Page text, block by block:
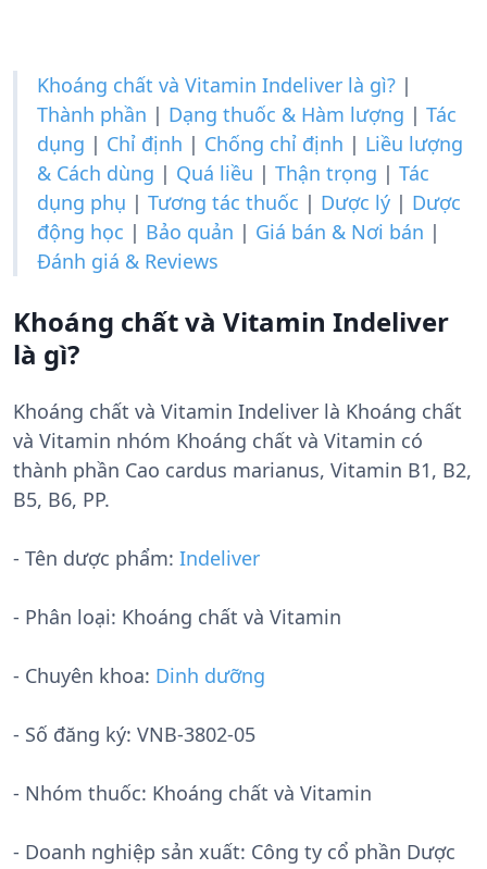
Khoáng chất và Vitamin Indeliver là gì? |
Thành phần | Dạng thuốc & Hàm lượng | Tác
dụng | Chỉ định | Chống chỉ định | Liều lượng
& Cách dùng | Quá liều | Thận trọng | Tác
dụng phụ | Tương tác thuốc | Dược lý | Dược
động học | Bảo quản | Giá bán & Nơi bán |
Đánh giá & Reviews
Khoáng chất và Vitamin Indeliver
là gì?
Khoáng chất và Vitamin Indeliver là Khoáng chất
và Vitamin nhóm Khoáng chất và Vitamin có
thành phần Cao cardus marianus, Vitamin B1, B2,
B5, B6, PP.
- Tên dược phẩm: Indeliver
- Phân loại: Khoáng chất và Vitamin
- Chuyên khoa: Dinh dưỡng
- Số đăng ký: VNB-3802-05
- Nhóm thuốc: Khoáng chất và Vitamin
- Doanh nghiệp sản xuất: Công ty cổ phần Dược